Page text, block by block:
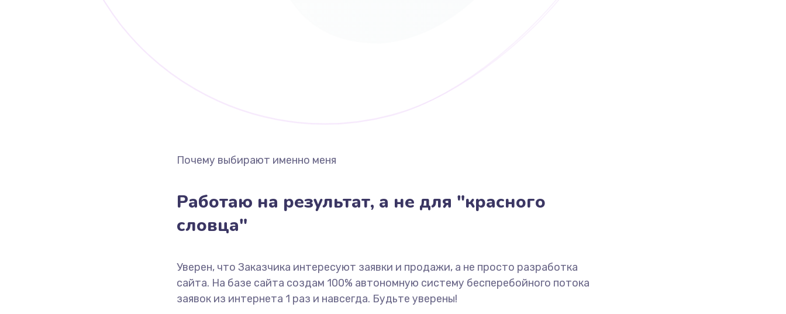
Почему выбирают именно меня
Работаю на результат, а не для "красного
словца"
Уверен, что Заказчика интересуют заявки и продажи, а не просто разработка
сайта. На базе сайта создам 100% автономную систему бесперебойного потока
заявок из интернета 1 раз и навсегда. Будьте уверены!